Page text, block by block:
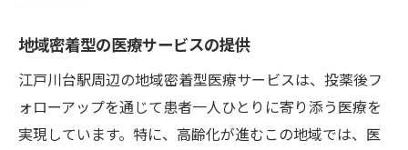
患者のライフスタイルに合わせたアドバイ
フォローアップによる健康意識の向上
患者とのコミュニケーションの深化
地域密着型の医療サービスの提供
江戸川台駅周辺の地域密着型医療サービスは、投薬後フ
ォローアップを通じて患者一人ひとりに寄り添う医療を
実現しています。特に、高齢化が進むこの地域では、医